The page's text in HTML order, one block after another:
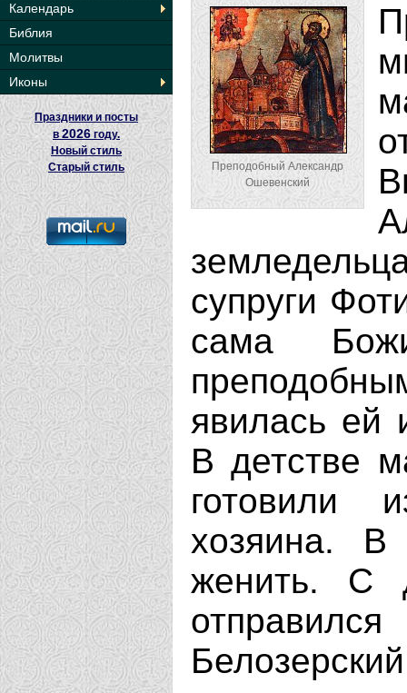
Календарь
Библия
Молитвы
Иконы
Праздники и посты
в 2026 году.
Новый стиль
Старый стиль
Преподобный Александр
Ошевенский
супруги
сама
явилась ей
В детстве
готовили
хозяина.
женить. С